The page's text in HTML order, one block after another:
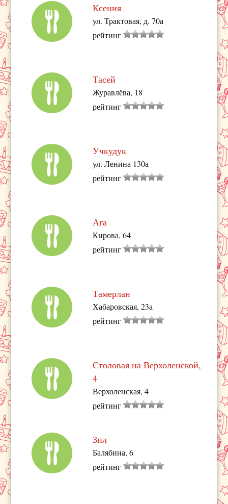
Ксения
ул. Трактовая, д. 70а
рейтинг
Тасей
Журавлёва, 18
рейтинг
Учкудук
ул. Ленина 130а
рейтинг
Ага
Кирова, 64
рейтинг
Тамерлан
Хабаровская, 23а
рейтинг
Столовая на Верхоленской,
4
Верхоленская, 4
рейтинг
Зил
Балябина, 6
рейтинг